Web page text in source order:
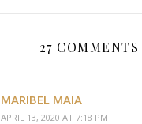
27 COMMENTS
MARIBEL MAIA
APRIL 13, 2020 AT 7:18 PM